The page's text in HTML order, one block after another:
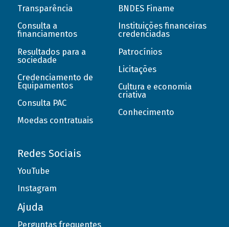
Transparência
Consulta a
financiamentos
Resultados para a
sociedade
Credenciamento de
Equipamentos
Consulta PAC
Moedas contratuais
BNDES Finame
Instituições financeiras
credenciadas
Patrocínios
Licitações
Cultura e economia
criativa
Conhecimento
Redes Sociais
YouTube
Instagram
Ajuda
Perguntas frequentes